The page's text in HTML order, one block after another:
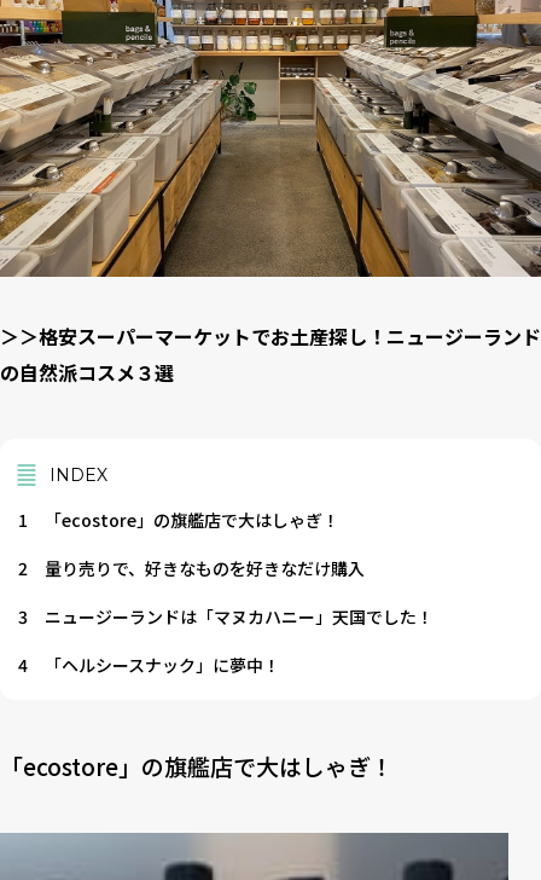
＞＞格安スーパーマーケットでお土産探し！ニュージーランド
の自然派コスメ３選
INDEX
1
「ecostore」の旗艦店で大はしゃぎ！
2
量り売りで、好きなものを好きなだけ購入
3
ニュージーランドは「マヌカハニー」天国でした！
4
「ヘルシースナック」に夢中！
「ecostore」の旗艦店で大はしゃぎ！